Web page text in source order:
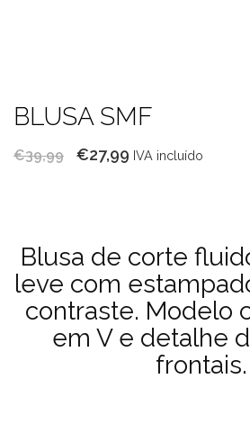
BLUSA SMF
€39,99
O
€39,99.
€27,99 O
€27,99.
IVA incluído
Blusa de corte
leve com
contraste. Modelo
em V e detalhe
frontais.